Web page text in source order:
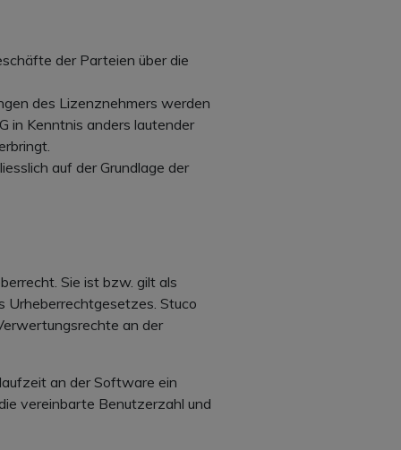
der Parteien über die
des Lizenznehmers werden
in Kenntnis anders lautender
auf der Grundlage der
Sie ist bzw. gilt als
Urheberrechtgesetzes. Stuco
an der
an der Software ein
vereinbarte Benutzerzahl und